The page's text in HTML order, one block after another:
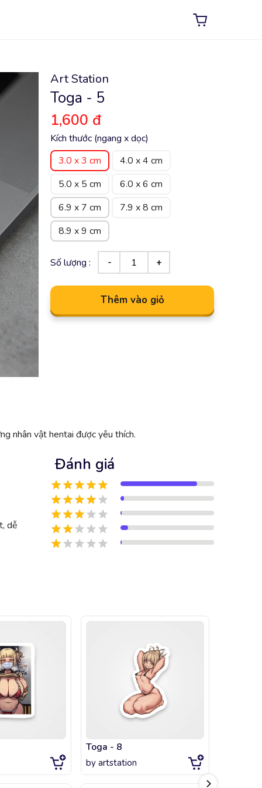
Art Station
Toga - 5
1,600 đ
Kích thước (ngang x dọc)
3.0 x 3 cm
4.0 x 4 cm
5.0 x 5 cm
6.0 x 6 cm
6.9 x 7 cm
7.9 x 8 cm
8.9 x 9 cm
Số lượng :
Thêm vào giỏ
nhân vật hentai được yêu thích.
dễ
Đánh giá
Toga - 8
by artstation